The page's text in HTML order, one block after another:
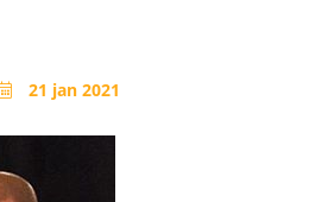
21 jan 2021